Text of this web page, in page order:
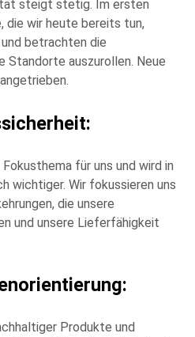
steigt stetig. Im ersten
die wir heute bereits tun,
betrachten die
Standorte auszurollen. Neue
für uns und wird in
wichtiger. Wir fokussieren uns
die unsere
und unsere Lieferfähigkeit
Produkte und